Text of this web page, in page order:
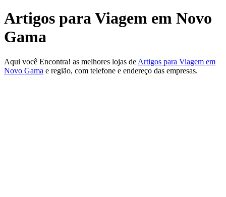
Artigos para Viagem em Novo
Gama
Aqui você Encontra! as melhores lojas de Artigos para Viagem em
Novo Gama e região, com telefone e endereço das empresas.